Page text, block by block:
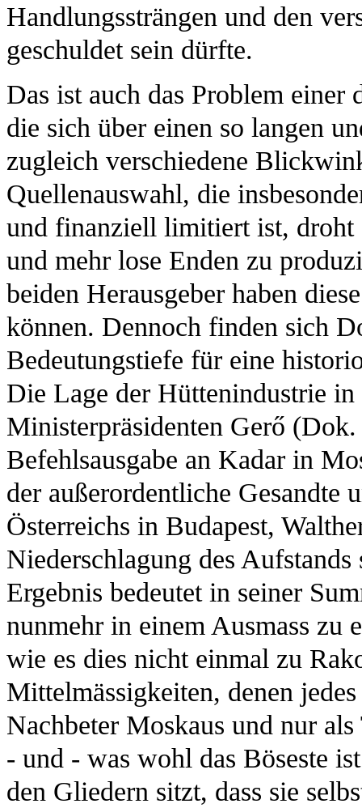
Handlungssträngen und den
geschuldet sein dürfte.
Das ist auch das Problem einer
die sich über einen so langen
zugleich verschiedene
Quellenauswahl, die
und finanziell limitiert ist, droht
und mehr lose Enden zu
beiden Herausgeber haben
können. Dennoch finden sich
Bedeutungstiefe für eine
Die Lage der Hüttenindustrie in
Ministerpräsidenten Gerő
Befehlsausgabe an Kadar in
der außerordentliche Gesandte
Österreichs in Budapest,
Niederschlagung des
Ergebnis bedeutet in seiner
nunmehr in einem Ausmass zu
wie es dies nicht einmal zu
Mittelmässigkeiten, denen
Nachbeter Moskaus und nur
- und - was wohl das Böseste
den Gliedern sitzt, dass sie